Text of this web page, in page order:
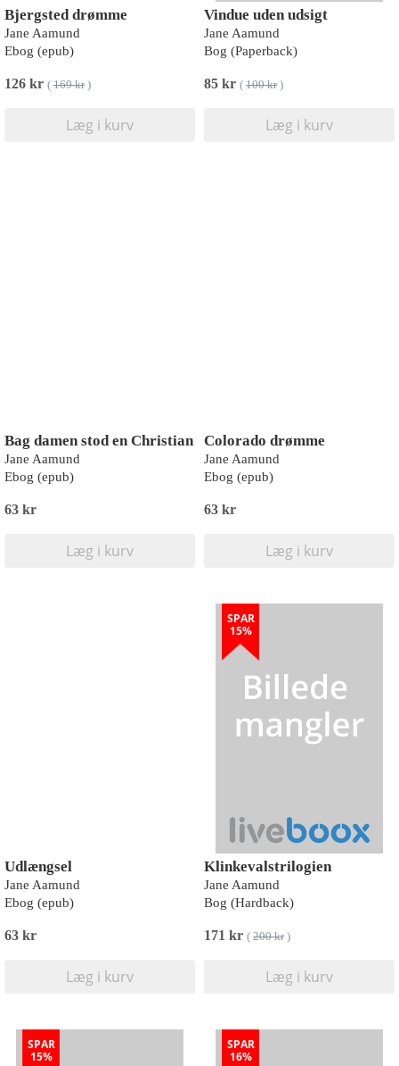
Bjergsted drømme
Jane Aamund
Ebog (epub)
126 kr ( 169 kr)
Læg i kurv
Vindue uden udsigt
Jane Aamund
Bog (Paperback)
85 kr ( 100 kr)
Læg i kurv
Bag damen stod en Christian
Jane Aamund
Ebog (epub)
63 kr
Læg i kurv
Colorado drømme
Jane Aamund
Ebog (epub)
63 kr
Læg i kurv
Udlængsel
Jane Aamund
Ebog (epub)
63 kr
Læg i kurv
SPAR
15%
Klinkevalstrilogien
Jane Aamund
Bog (Hardback)
171 kr ( 200 kr)
Læg i kurv
SPAR
15%
SPAR
16%